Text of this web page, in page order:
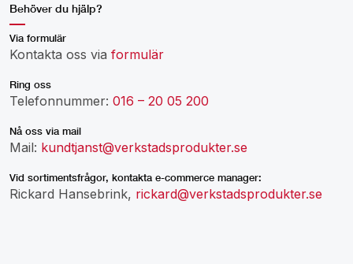
Behöver du hjälp?
Via formulär
Kontakta oss via formulär
Ring oss
Telefonnummer: 016 – 20 05 200
Nå oss via mail
Mail: kundtjanst@verkstadsprodukter.se
Vid sortimentsfrågor, kontakta e-commerce manager:
Rickard Hansebrink, rickard@verkstadsprodukter.se